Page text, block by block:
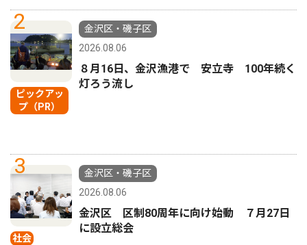
2
ピックアッ
プ（PR）
金沢区・磯子区
2026.08.06
８月16日、金沢漁港で 安立寺 100年続く
灯ろう流し
3
社会
金沢区・磯子区
2026.08.06
金沢区 区制80周年に向け始動 ７月27日
に設立総会